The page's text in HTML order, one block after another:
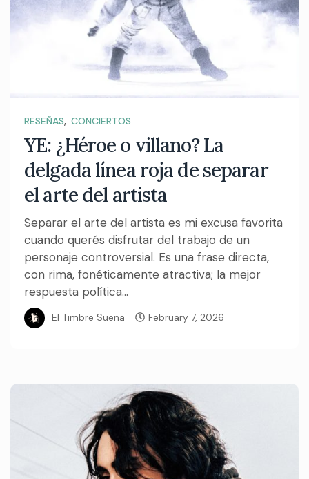
RESEÑAS, CONCIERTOS
YE: ¿Héroe o villano? La
delgada línea roja de separar
el arte del artista
Separar el arte del artista es mi excusa favorita
cuando querés disfrutar del trabajo de un
personaje controversial. Es una frase directa,
con rima, fonéticamente atractiva; la mejor
respuesta política...
El Timbre Suena February 7, 2026